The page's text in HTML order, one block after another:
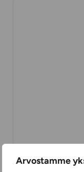
Arvostamme
Jean-Marc